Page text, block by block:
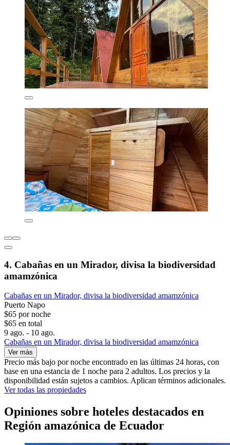
4. Cabañas en un Mirador, divisa la biodiversidad
amamzónica
Cabañas en un Mirador, divisa la biodiversidad amamzónica
Puerto Napo
$65 por noche
$65 en total
9 ago. - 10 ago.
Cabañas en un Mirador, divisa la biodiversidad amamzónica
Ver más
Precio más bajo por noche encontrado en las últimas 24 horas, con
base en una estancia de 1 noche para 2 adultos. Los precios y la
disponibilidad están sujetos a cambios. Aplican términos adicionales.
Ver todas las propiedades
Opiniones sobre hoteles destacados en
Región amazónica de Ecuador